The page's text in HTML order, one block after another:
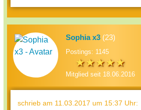
Sophia x3 (23)
Postings: 1145
Mitglied seit 18.06.2016
schrieb am 11.03.2017 um 15:37 Uhr: